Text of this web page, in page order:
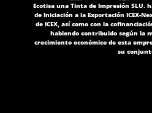
Ecotisa una Tinta de Impresión SLU.
de Iniciación a la Exportación ICEX-
de ICEX, así como con la
habiendo contribuido según la
crecimiento económico de esta
su